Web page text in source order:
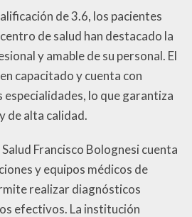
de 3.6, los pacientes
de salud han destacado la
y amable de su personal. El
capacitado y cuenta con
especialidades, lo que garantiza
de alta calidad.
Francisco Bolognesi cuenta
y equipos médicos de
realizar diagnósticos
efectivos. La institución